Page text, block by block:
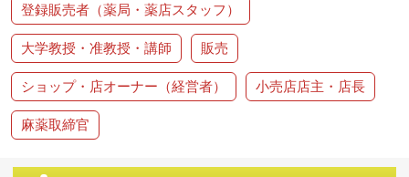
登録販売者（薬局・薬店スタッフ）
大学教授・准教授・講師 販売
ショップ・店オーナー（経営者） 小売店店主・店長
麻薬取締官